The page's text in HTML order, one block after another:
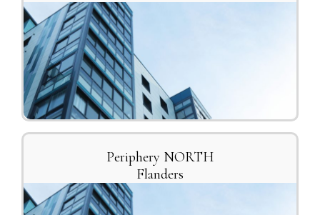
Periphery NORTH
Flanders